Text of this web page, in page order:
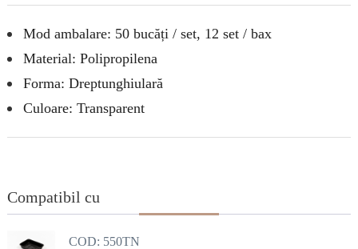
Mod ambalare: 50 bucăți / set, 12 set / bax
Material: Polipropilena
Forma: Dreptunghiulară
Culoare: Transparent
Compatibil cu
COD: 550TN